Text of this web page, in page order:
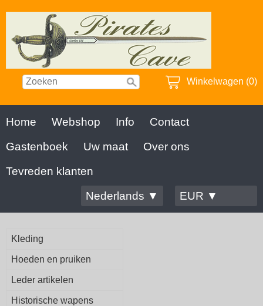
Winkelwagen (0)
Home Webshop Info
Contact
Gastenboek
Uw maat
Over ons
Tevreden klanten
Nederlands ▼
EUR ▼
Kleding
Hoeden en pruiken
Leder artikelen
Historische wapens